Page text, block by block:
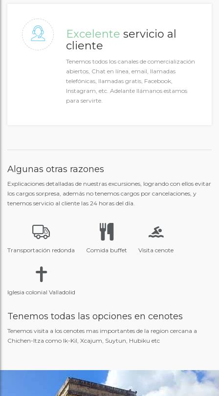
Excelente servicio al
cliente
Tenemos todos los canales de comercialización
abiertos, Chat en línea, email, llamadas
telefónicas, llamadas gratis, Facebook,
Instagram, etc. Adelante llámanos estamos
para servirte.
Algunas otras razones
Explicaciones detalladas de nuestras excursiones, logrando con ellos evitar
los cargos sorpresa, además no tenemos cargos por cancelaciones, y
tenemos servicio al cliente las 24 horas del día.
Transportación redonda Comida buffet Visita cenote
Iglesia colonial Valladolid
Tenemos todas las opciones en cenotes
Tenemos visita a los cenotes mas importantes de la region cercana a
Chichen-Itza como Ik-Kil, Xcajum, Suytun, Hubiku etc